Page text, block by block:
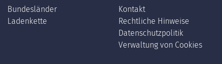
Bundesländer
Ladenkette
Kontakt
Rechtliche Hinweise
Datenschutzpolitik
Verwaltung von Cookies